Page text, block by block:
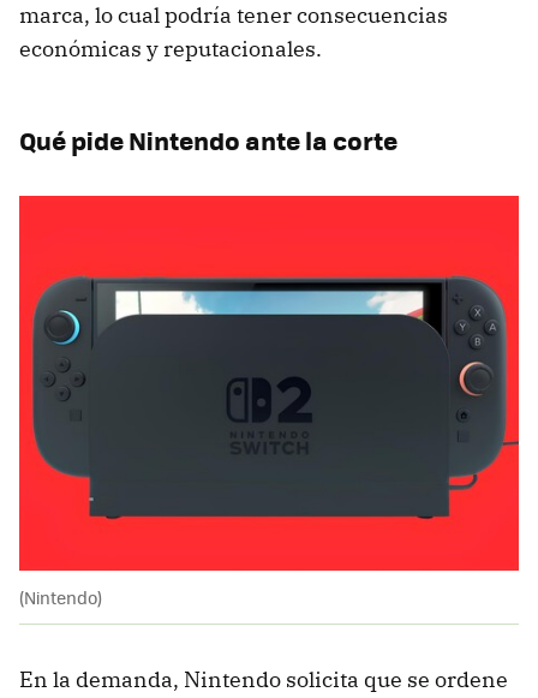
marca, lo cual podría tener consecuencias
económicas y reputacionales.
Qué pide Nintendo ante la corte
(Nintendo)
En la demanda, Nintendo solicita que se ordene